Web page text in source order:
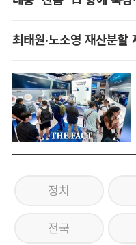
최태원·노소영 재산분
정치
전국